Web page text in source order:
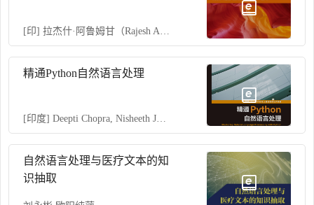
[印] 拉杰什·阿鲁姆甘（Rajesh Arumugam），拉贾林加帕·尚穆加马尼（Rajalingappaa Shanmugamani） 著
精通Python自然语言处理
[印度] Deepti Chopra, Nisheeth Joshi, Iti Mathur 著
自然语言处理与医疗文本的知
识抽取